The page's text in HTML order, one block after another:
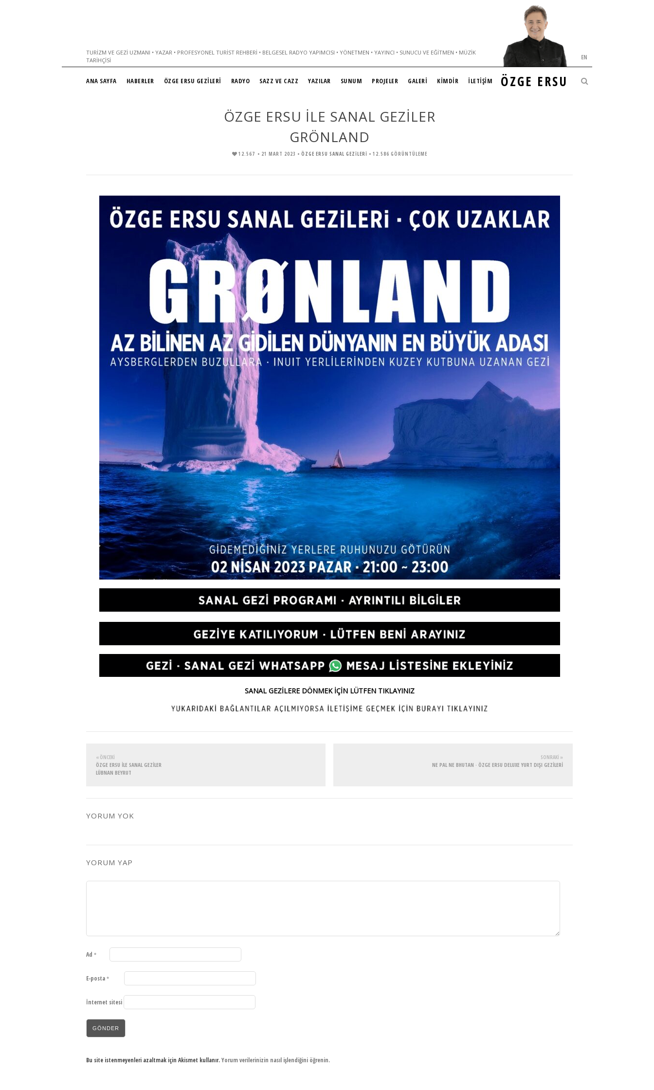
TURIZM VE GEZI UZMANI • YAZAR • PROFESYONEL TURIST REHBERI • BELGESEL RADYO YAPIMCISI • YÖNETMEN • YAYINCI • SUNUCU VE EĞITMEN • MÜZIK
TARIHÇISI
ÖZGE ERSU
EN
ANA SAYFA HABERLER ÖZGE ERSU GEZİLERİ RADYO SAZZ VE CAZZ YAZILAR SUNUM PROJELER GALERİ KİMDİR İLETİŞİM
ÖZGE ERSU İLE SANAL GEZİLER
GRÖNLAND
12.567 • 21 MART 2023 • ÖZGE ERSU SANAL GEZİLERİ • 12.586 GÖRÜNTÜLEME
SANAL GEZİLERE DÖNMEK İÇİN LÜTFEN TIKLAYINIZ
« ÖNCEKI
ÖZGE ERSU İLE SANAL GEZİLER
LÜBNAN BEYRUT
SONRAKI »
NE PAL NE BHUTAN · ÖZGE ERSU DELUXE YURT DIŞI GEZİLERİ
YORUM YOK
YORUM YAP
Ad *
E-posta *
İnternet sitesi
Bu site istenmeyenleri azaltmak için Akismet kullanır.Yorum verilerinizin nasıl işlendiğini öğrenin.